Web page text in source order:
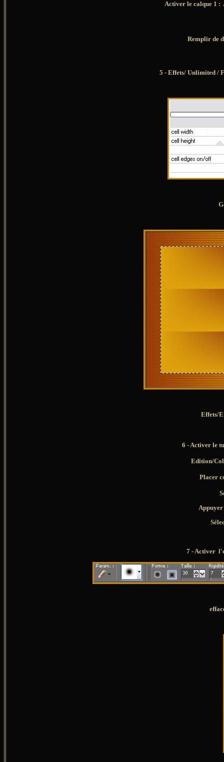
Activer le calque
Remplir de
5 - Effets/ Unlimited /
Effets/
6 - Activer le
Edition/
Placer
7 - Activer